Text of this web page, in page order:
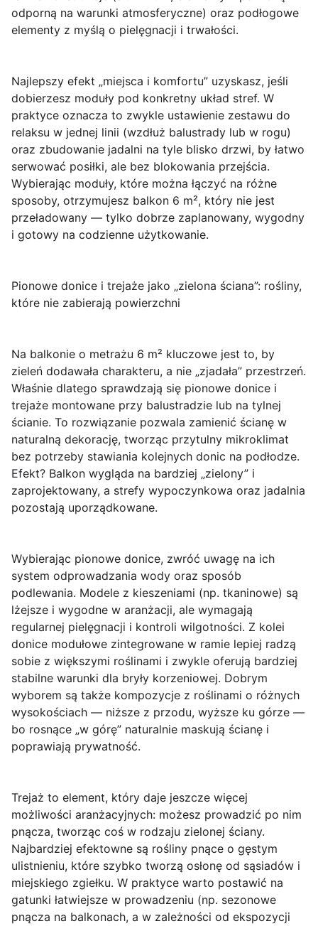
odporną na warunki atmosferyczne) oraz podłogowe
elementy z myślą o pielęgnacji i trwałości.
Najlepszy efekt „miejsca i komfortu” uzyskasz, jeśli
dobierzesz moduły pod konkretny układ stref. W
praktyce oznacza to zwykle ustawienie zestawu do
relaksu w jednej linii (wzdłuż balustrady lub w rogu)
oraz zbudowanie jadalni na tyle blisko drzwi, by łatwo
serwować posiłki, ale bez blokowania przejścia.
Wybierając moduły, które można łączyć na różne
sposoby, otrzymujesz balkon 6 m², który nie jest
przeładowany — tylko dobrze zaplanowany, wygodny
i gotowy na codzienne użytkowanie.
Pionowe donice i trejaże jako „zielona ściana”: rośliny,
które nie zabierają powierzchni
Na balkonie o metrażu 6 m² kluczowe jest to, by
zieleń dodawała charakteru, a nie „zjadała” przestrzeń.
Właśnie dlatego sprawdzają się pionowe donice i
trejaże montowane przy balustradzie lub na tylnej
ścianie. To rozwiązanie pozwala zamienić ścianę w
naturalną dekorację, tworząc przytulny mikroklimat
bez potrzeby stawiania kolejnych donic na podłodze.
Efekt? Balkon wygląda na bardziej „zielony” i
zaprojektowany, a strefy wypoczynkowa oraz jadalnia
pozostają uporządkowane.
Wybierając pionowe donice, zwróć uwagę na ich
system odprowadzania wody oraz sposób
podlewania. Modele z kieszeniami (np. tkaninowe) są
lżejsze i wygodne w aranżacji, ale wymagają
regularnej pielęgnacji i kontroli wilgotności. Z kolei
donice modułowe zintegrowane w ramie lepiej radzą
sobie z większymi roślinami i zwykle oferują bardziej
stabilne warunki dla bryły korzeniowej. Dobrym
wyborem są także kompozycje z roślinami o różnych
wysokościach — niższe z przodu, wyższe ku górze —
bo rosnące „w górę” naturalnie maskują ścianę i
poprawiają prywatność.
Trejaż to element, który daje jeszcze więcej
możliwości aranżacyjnych: możesz prowadzić po nim
pnącza, tworząc coś w rodzaju zielonej ściany.
Najbardziej efektowne są rośliny pnące o gęstym
ulistnieniu, które szybko tworzą osłonę od sąsiadów i
miejskiego zgiełku. W praktyce warto postawić na
gatunki łatwiejsze w prowadzeniu (np. sezonowe
pnącza na balkonach, a w zależności od ekspozycji